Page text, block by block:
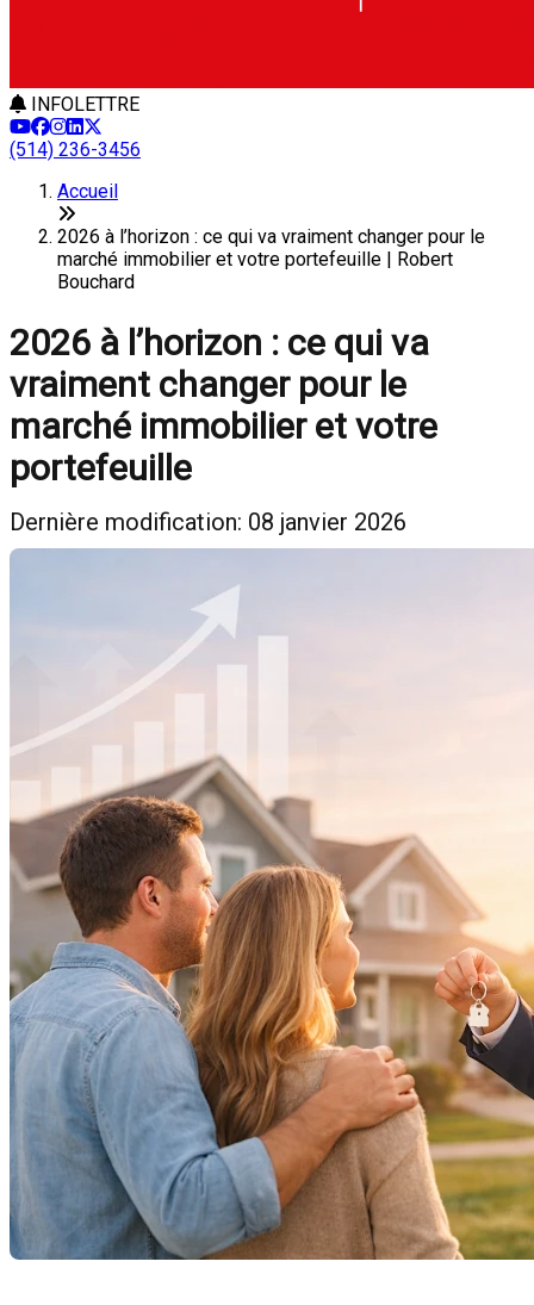
INFOLETTRE
(514) 236-3456
Accueil
2026 à l’horizon : ce qui va vraiment changer pour le
marché immobilier et votre portefeuille | Robert
Bouchard
2026 à l’horizon : ce qui va
vraiment changer pour le
marché immobilier et votre
portefeuille
Dernière modification: 08 janvier 2026